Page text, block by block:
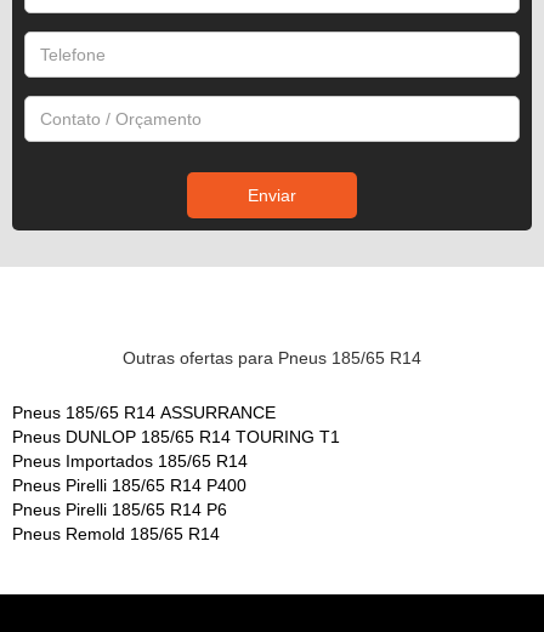
Outras ofertas para Pneus 185/65 R14
Pneus 185/65 R14 ASSURRANCE
Pneus DUNLOP 185/65 R14 TOURING T1
Pneus Importados 185/65 R14
Pneus Pirelli 185/65 R14 P400
Pneus Pirelli 185/65 R14 P6
Pneus Remold 185/65 R14